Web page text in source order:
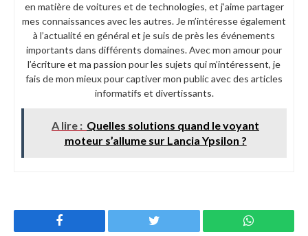
en matière de voitures et de technologies, et j’aime partager
mes connaissances avec les autres. Je m’intéresse également
à l’actualité en général et je suis de près les événements
importants dans différents domaines. Avec mon amour pour
l’écriture et ma passion pour les sujets qui m’intéressent, je
fais de mon mieux pour captiver mon public avec des articles
informatifs et divertissants.
A lire : Quelles solutions quand le voyant
moteur s’allume sur Lancia Ypsilon ?
Twitter WhatsApp